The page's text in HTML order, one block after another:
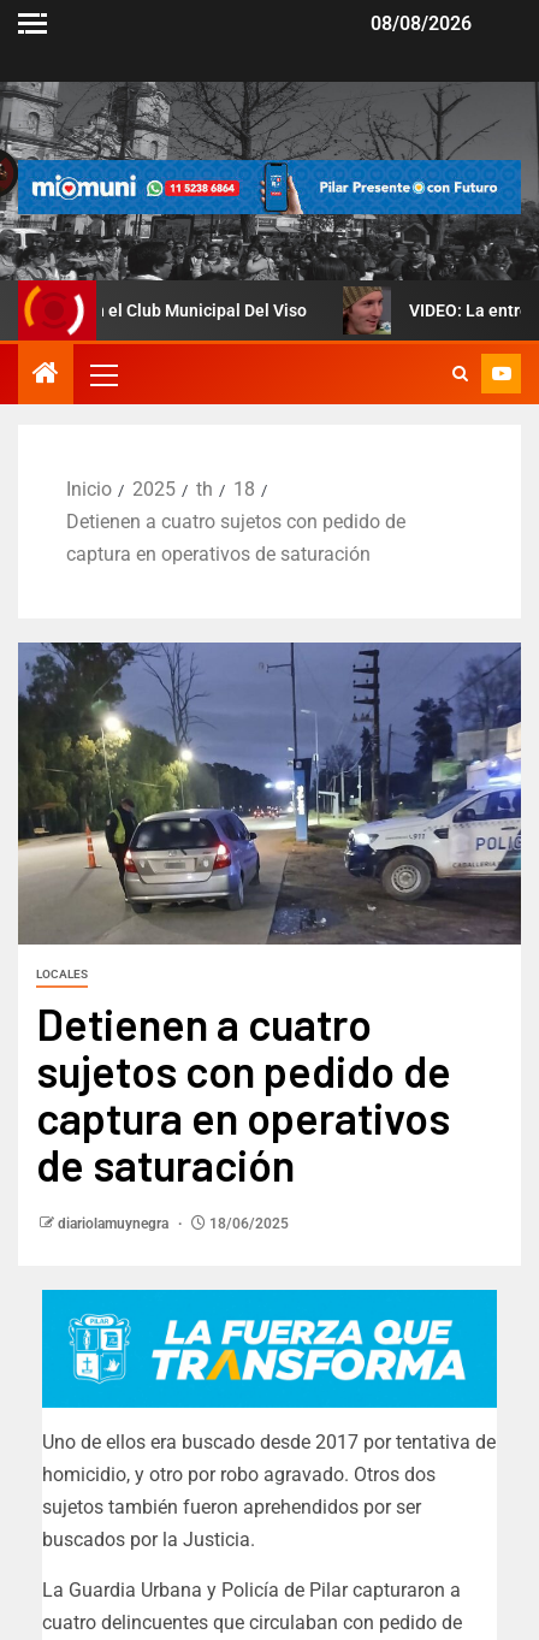
08/08/2026
Club Municipal Del Viso VIDEO: La entrevista en la que
Inicio 2025 th
18
Detienen a cuatro sujetos con pedido de
captura en operativos de saturación
LOCALES
Detienen a cuatro
sujetos con pedido de
captura en operativos
de saturación
diariolamuynegra 18/06/2025
Uno de ellos era buscado desde 2017 por tentativa de
homicidio, y otro por robo agravado. Otros dos
sujetos también fueron aprehendidos por ser
buscados por la Justicia.
La Guardia Urbana y Policía de Pilar capturaron a
cuatro delincuentes que circulaban con pedido de